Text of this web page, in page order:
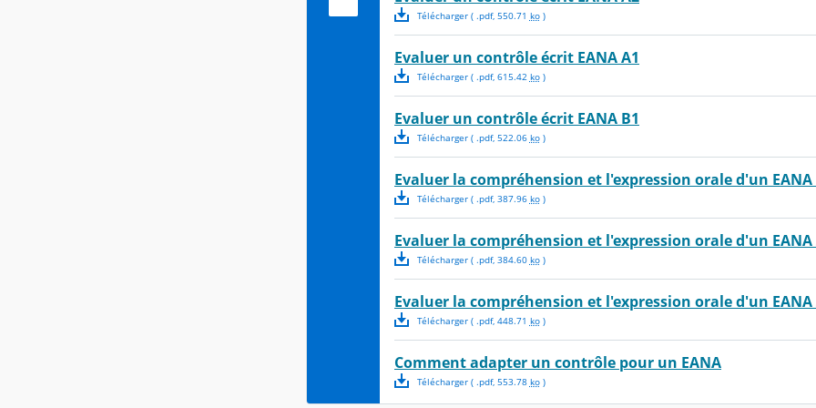
Télécharger( .pdf, 550.71 ko)
Evaluer un contrôle écrit EANA A1
Télécharger( .pdf, 615.42 ko)
Evaluer un contrôle écrit EANA B1
Télécharger( .pdf, 522.06 ko)
Evaluer la compréhension et l'expression orale d'un EANA
Télécharger( .pdf, 387.96 ko)
Evaluer la compréhension et l'expression orale d'un EANA
Télécharger( .pdf, 384.60 ko)
Evaluer la compréhension et l'expression orale d'un EANA
Télécharger( .pdf, 448.71 ko)
Comment adapter un contrôle pour un EANA
Télécharger( .pdf, 553.78 ko)